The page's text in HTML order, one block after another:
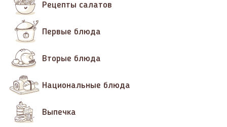
Рецепты салатов
Первые блюда
Вторые блюда
Национальные блюда
Выпечка